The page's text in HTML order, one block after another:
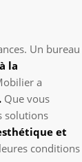
Un bureau
la
a
Que vous
solutions
et
conditions